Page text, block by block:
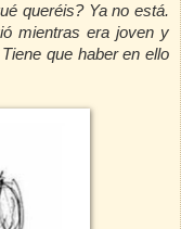
queréis? Ya no está.
mientras era joven y
que haber en ello